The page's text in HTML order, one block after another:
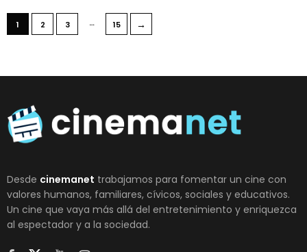
1 2 3 … 15 →
Desde cinemanet trabajamos para fomentar un cine con
valores humanos, familiares, cívicos, sociales y educativos.
Un cine que vaya más allá del entretenimiento y enriquezca
al espectador y a la sociedad.